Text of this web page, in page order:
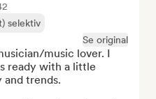
selektiv
Se original
music lover. I
ready with a little
trends.